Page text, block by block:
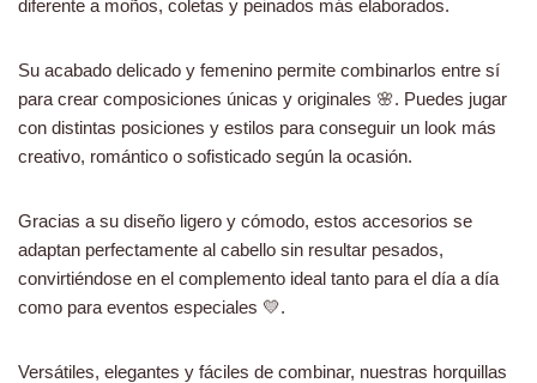
diferente a moños, coletas y peinados más elaborados.
Su acabado delicado y femenino permite combinarlos entre sí
para crear composiciones únicas y originales 🌸. Puedes jugar
con distintas posiciones y estilos para conseguir un look más
creativo, romántico o sofisticado según la ocasión.
Gracias a su diseño ligero y cómodo, estos accesorios se
adaptan perfectamente al cabello sin resultar pesados,
convirtiéndose en el complemento ideal tanto para el día a día
como para eventos especiales 💛.
Versátiles, elegantes y fáciles de combinar, nuestras horquillas